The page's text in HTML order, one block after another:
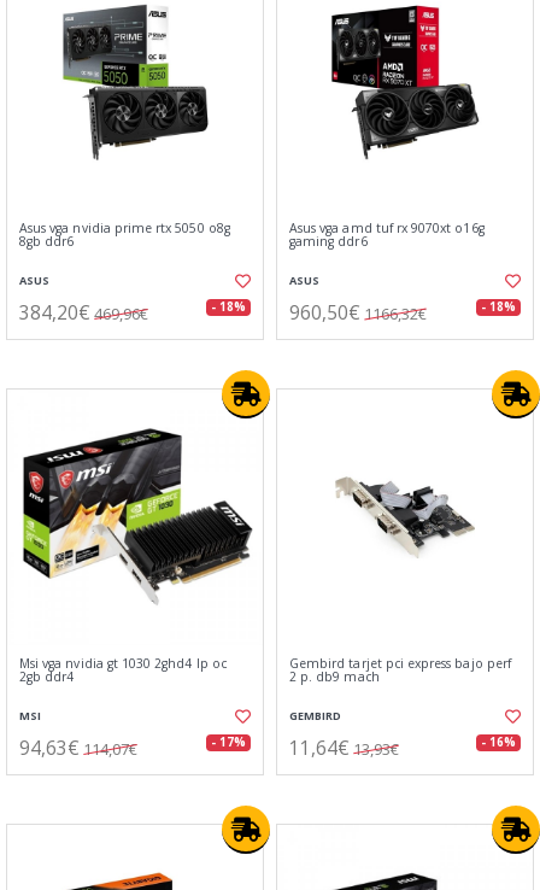
Asus vga nvidia prime rtx 5050 o8g
8gb ddr6
ASUS
384,20€ 469,96€ - 18%
Asus vga amd tuf rx 9070xt o16g
gaming ddr6
ASUS
960,50€ 1166,32€ - 18%
Msi vga nvidia gt 1030 2ghd4 lp oc
2gb ddr4
MSI
94,63€ 114,07€ - 17%
Gembird tarjet pci express bajo perf
2 p. db9 mach
GEMBIRD
11,64€ 13,93€ - 16%